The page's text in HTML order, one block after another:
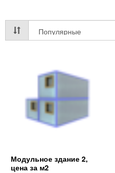
Модульное здание 2,
цена за м2